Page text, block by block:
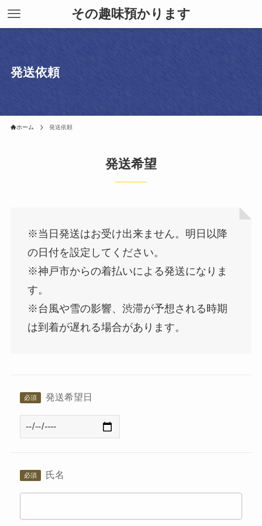
その趣味預かります
発送依頼
ホーム 発送依頼
発送希望
※当日発送はお受け出来ません。明日以降
の日付を設定してください。
※神戸市からの着払いによる発送になりま
す。
※台風や雪の影響、渋滞が予想される時期
は到着が遅れる場合があります。
発送希望日
氏名